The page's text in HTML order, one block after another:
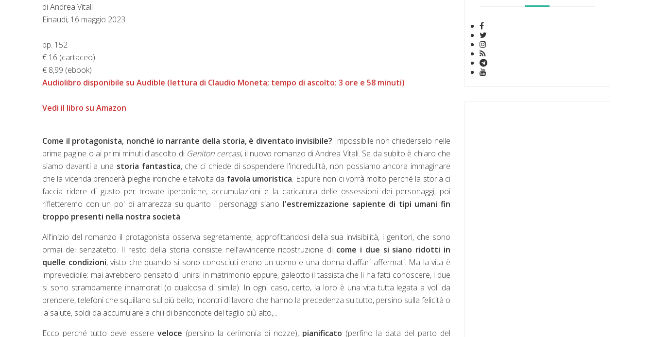
di Andrea Vitali
Einaudi, 16 maggio 2023
pp. 152
€ 16 (cartaceo)
€ 8,99 (ebook)
Audiolibro disponibile su Audible (lettura di Claudio Moneta; tempo di ascolto: 3 ore e 58 minuti)
Vedi il libro su Amazon
Come il protagonista, nonché io narrante della storia, è diventato invisibile? Impossibile non chiederselo nelle
prime pagine o ai primi minuti d'ascolto di Genitori cercasi, il nuovo romanzo di Andrea Vitali. Se da subito è chiaro che
siamo davanti a una storia fantastica, che ci chiede di sospendere l'incredulità, non possiamo ancora immaginare
che la vicenda prenderà pieghe ironiche e talvolta da favola umoristica. Eppure non ci vorrà molto perché la storia ci
faccia ridere di gusto per trovate iperboliche, accumulazioni e la caricatura delle ossessioni dei personaggi; poi
rifletteremo con un po' di amarezza su quanto i personaggi siano l'estremizzazione sapiente di tipi umani fin
troppo presenti nella nostra società.
All'inizio del romanzo il protagonista osserva segretamente, approfittandosi della sua invisibilità, i genitori, che sono
ormai dei senzatetto. Il resto della storia consiste nell'avvincente ricostruzione di come i due si siano ridotti in
quelle condizioni, visto che quando si sono conosciuti erano un uomo e una donna d'affari affermati. Ma la vita è
imprevedibile: mai avrebbero pensato di unirsi in matrimonio eppure, galeotto il tassista che li ha fatti conoscere, i due
si sono strambamente innamorati (o qualcosa di simile). In ogni caso, certo, la loro è una vita tutta legata a voli da
prendere, telefoni che squillano sul più bello, incontri di lavoro che hanno la precedenza su tutto, persino sulla felicità o
la salute, soldi da accumulare a chili di banconote del taglio più alto,...
Ecco perché tutto deve essereveloce (persino la cerimonia di nozze), pianificato (perfino la data del parto del